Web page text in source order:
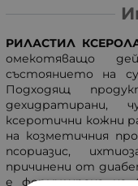
РИЛАСТИЛ
омекотяващо
състоянието на
Подходящ
дехидратирани,
ксеротични кожни
на козметичния
псориазис,
причинени от
е формулирана на